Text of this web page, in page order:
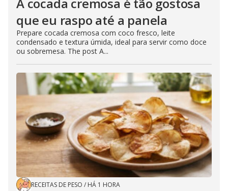
que eu raspo até a panela
Prepare cocada cremosa com coco fresco, leite
condensado e textura úmida, ideal para servir como doce
ou sobremesa. The post A...
RECEITAS DE PESO / HÁ 1 HORA